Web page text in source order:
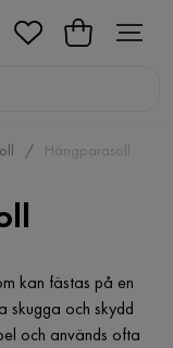
Hängparasoll
kan fästas på en
skugga och skydd
och används ofta